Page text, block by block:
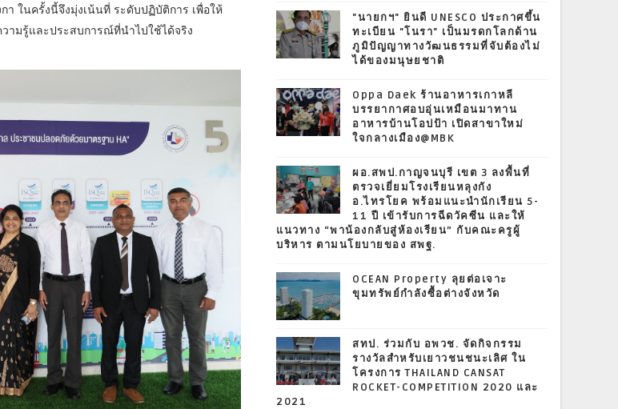
า ในครั้งนี้จึงมุ่งเน้นที่ ระดับปฏิบัติการ เพื่อให้
ามรู้และประสบการณ์ที่นำไปใช้ได้จริง
"นายกฯ" ยินดี UNESCO ประกาศขึ้น
ทะเบียน "โนรา" เป็นมรดกโลกด้าน
ภูมิปัญญาทางวัฒนธรรมที่จับต้องไม่
ได้ของมนุษยชาติ
Oppa Daek ร้านอาหารเกาหลี
บรรยากาศอบอุ่นเหมือนมาทาน
อาหารบ้านโอปป้า เปิดสาขาใหม่
ใจกลางเมือง@MBK
ผอ.สพป.กาญจนบุรี เขต 3 ลงพื้นที่
ตรวจเยี่ยมโรงเรียนหลุงกัง
อ.ไทรโยค พร้อมแนะนำนักเรียน 5-
11 ปี เข้ารับการฉีดวัคซีน และให้
แนวทาง “พาน้องกลับสู่ห้องเรียน” กับคณะครูผู้
บริหาร ตามนโยบายของ สพฐ.
OCEAN Property ลุยต่อเจาะ
ขุมทรัพย์กำลังซื้อต่างจังหวัด
สทป. ร่วมกับ อพวช. จัดกิจกรรม
รางวัลสำหรับเยาวชนชนะเลิศ ใน
โครงการ THAILAND CANSAT
ROCKET-COMPETITION 2020 และ
2021